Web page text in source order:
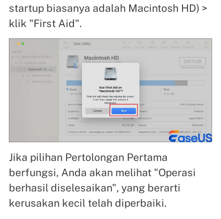
startup biasanya adalah Macintosh HD) >
klik "First Aid".
Jika pilihan Pertolongan Pertama
berfungsi, Anda akan melihat "Operasi
berhasil diselesaikan", yang berarti
kerusakan kecil telah diperbaiki.